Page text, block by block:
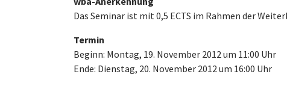
Das Seminar ist mit 0,5 ECTS im Rahmen der
Termin
Beginn: Montag, 19. November 2012 um 11:00 Uhr
Ende: Dienstag, 20. November 2012 um 16:00 Uhr